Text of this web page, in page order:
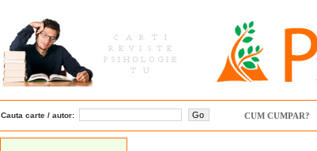
Cauta carte / autor: CUM CUMPAR?